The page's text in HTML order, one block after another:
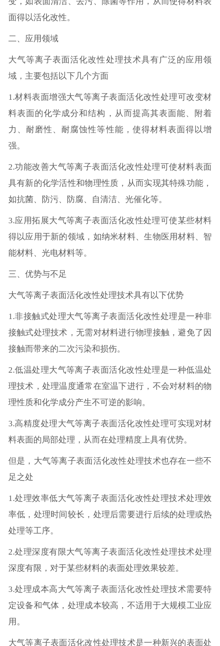
面得以活化改性。
二、应用领域
大气等离子表面活化改性处理技术具有广泛的应用领
域，主要包括以下几个方面
1.材料表面增强大气等离子表面活化改性处理可改变材
料表面的化学成分和结构，从而提高其表面能、附着
力、耐磨性、耐腐蚀性等性能，使得材料表面得以增
强。
2.功能改善大气等离子表面活化改性处理可使材料表面
具有新的化学活性和物理性质，从而实现其特殊功能，
如抗菌、防污、防腐、自清洁、光催化等。
3.应用拓展大气等离子表面活化改性处理可使某些材料
得以应用于新的领域，如纳米材料、生物医用材料、智
能材料、光电材料等。
三、优势与不足
大气等离子表面活化改性处理技术具有以下优势
1.非接触式处理大气等离子表面活化改性处理是一种非
接触式处理技术，无需对材料进行物理接触，避免了因
接触而带来的二次污染和损伤。
2.低温处理大气等离子表面活化改性处理是一种低温处
理技术，处理温度通常在室温下进行，不会对材料的物
理性质和化学成分产生不可逆的影响。
3.高精度处理大气等离子表面活化改性处理可实现对材
料表面的局部处理，从而在处理精度上具有优势。
但是，大气等离子表面活化改性处理技术也存在一些不
足之处
1.处理效率低大气等离子表面活化改性处理技术处理效
率低，处理时间较长，处理后需要进行后续的处理或热
处理等工序。
2.处理深度有限大气等离子表面活化改性处理技术处理
深度有限，对于某些材料的表面处理效果较差。
3.处理成本高大气等离子表面活化改性处理技术需要特
定设备和气体，处理成本较高，不适用于大规模工业应
用。
大气等离子表面活化改性处理技术是一种新兴的表面处